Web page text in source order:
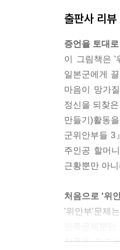
출판사 리뷰
증언을 토대
이 그림책은 '
일본군에게
마음이 망가
정신을 되찾
만들기)활동
군위안부들 3
주인공 할머
근황뿐만 아
처음으로 '위
'위안부'문제
작품을 만드